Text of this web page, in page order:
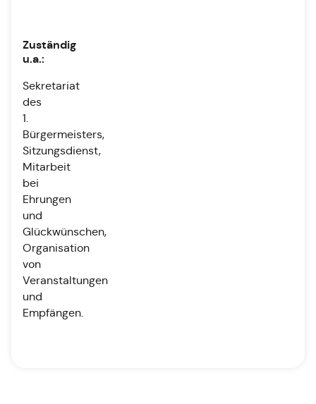
Zuständig
u.a.:
Sekretariat
des
1.
Bürgermeisters,
Sitzungsdienst,
Mitarbeit
bei
Ehrungen
und
Glückwünschen,
Organisation
von
Veranstaltungen
und
Empfängen.